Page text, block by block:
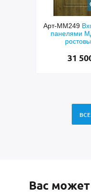
Арт-ММ237
с
27
Вас может